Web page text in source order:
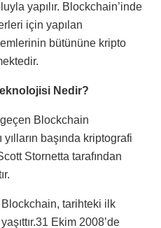
yapılır. Blockchain’inde
için yapılan
bütününe kripto
Nedir?
Blockchain
başında kriptografi
Stornetta tarafından
tarihteki ilk
Ekim 2008’de